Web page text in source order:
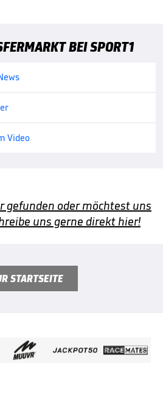
BEI SPORT1
Video
gefunden oder möchtest uns
uns gerne direkt hier!
STARTSEITE